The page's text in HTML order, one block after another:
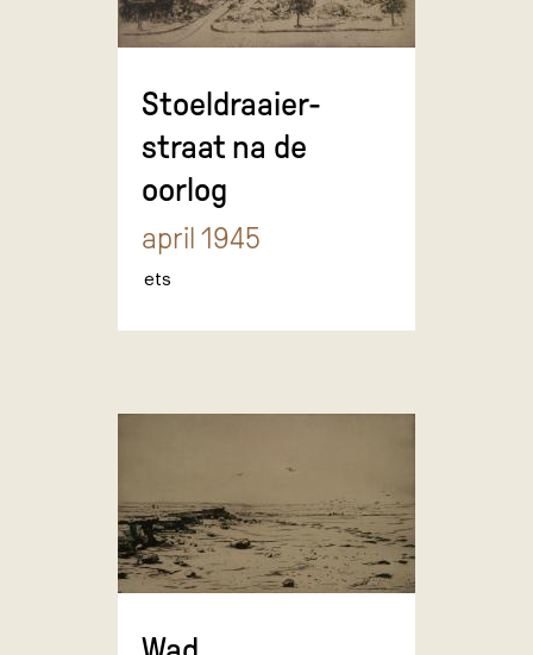
Stoeldraaier-
straat na de
oorlog
april 1945
ets